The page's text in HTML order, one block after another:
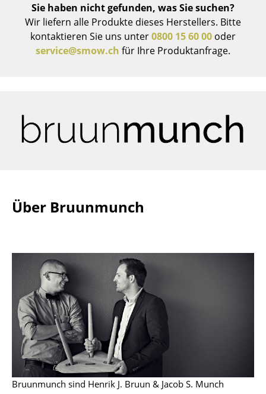
Decken
Kissen
Räume
Kinderzimmer
Arbeitszimmer
Diele
Badezimmer
Stauraum
Balkon & Garten
Sie haben nicht gefunden, was Sie suchen?
Wir liefern alle Produkte dieses Herstellers. Bitte
kontaktieren Sie uns unter0800 15 60 00 oder
service@smow.ch für Ihre Produktanfrage.
Über Bruunmunch
Bruunmunch sind Henrik J. Bruun & Jacob S. Munch